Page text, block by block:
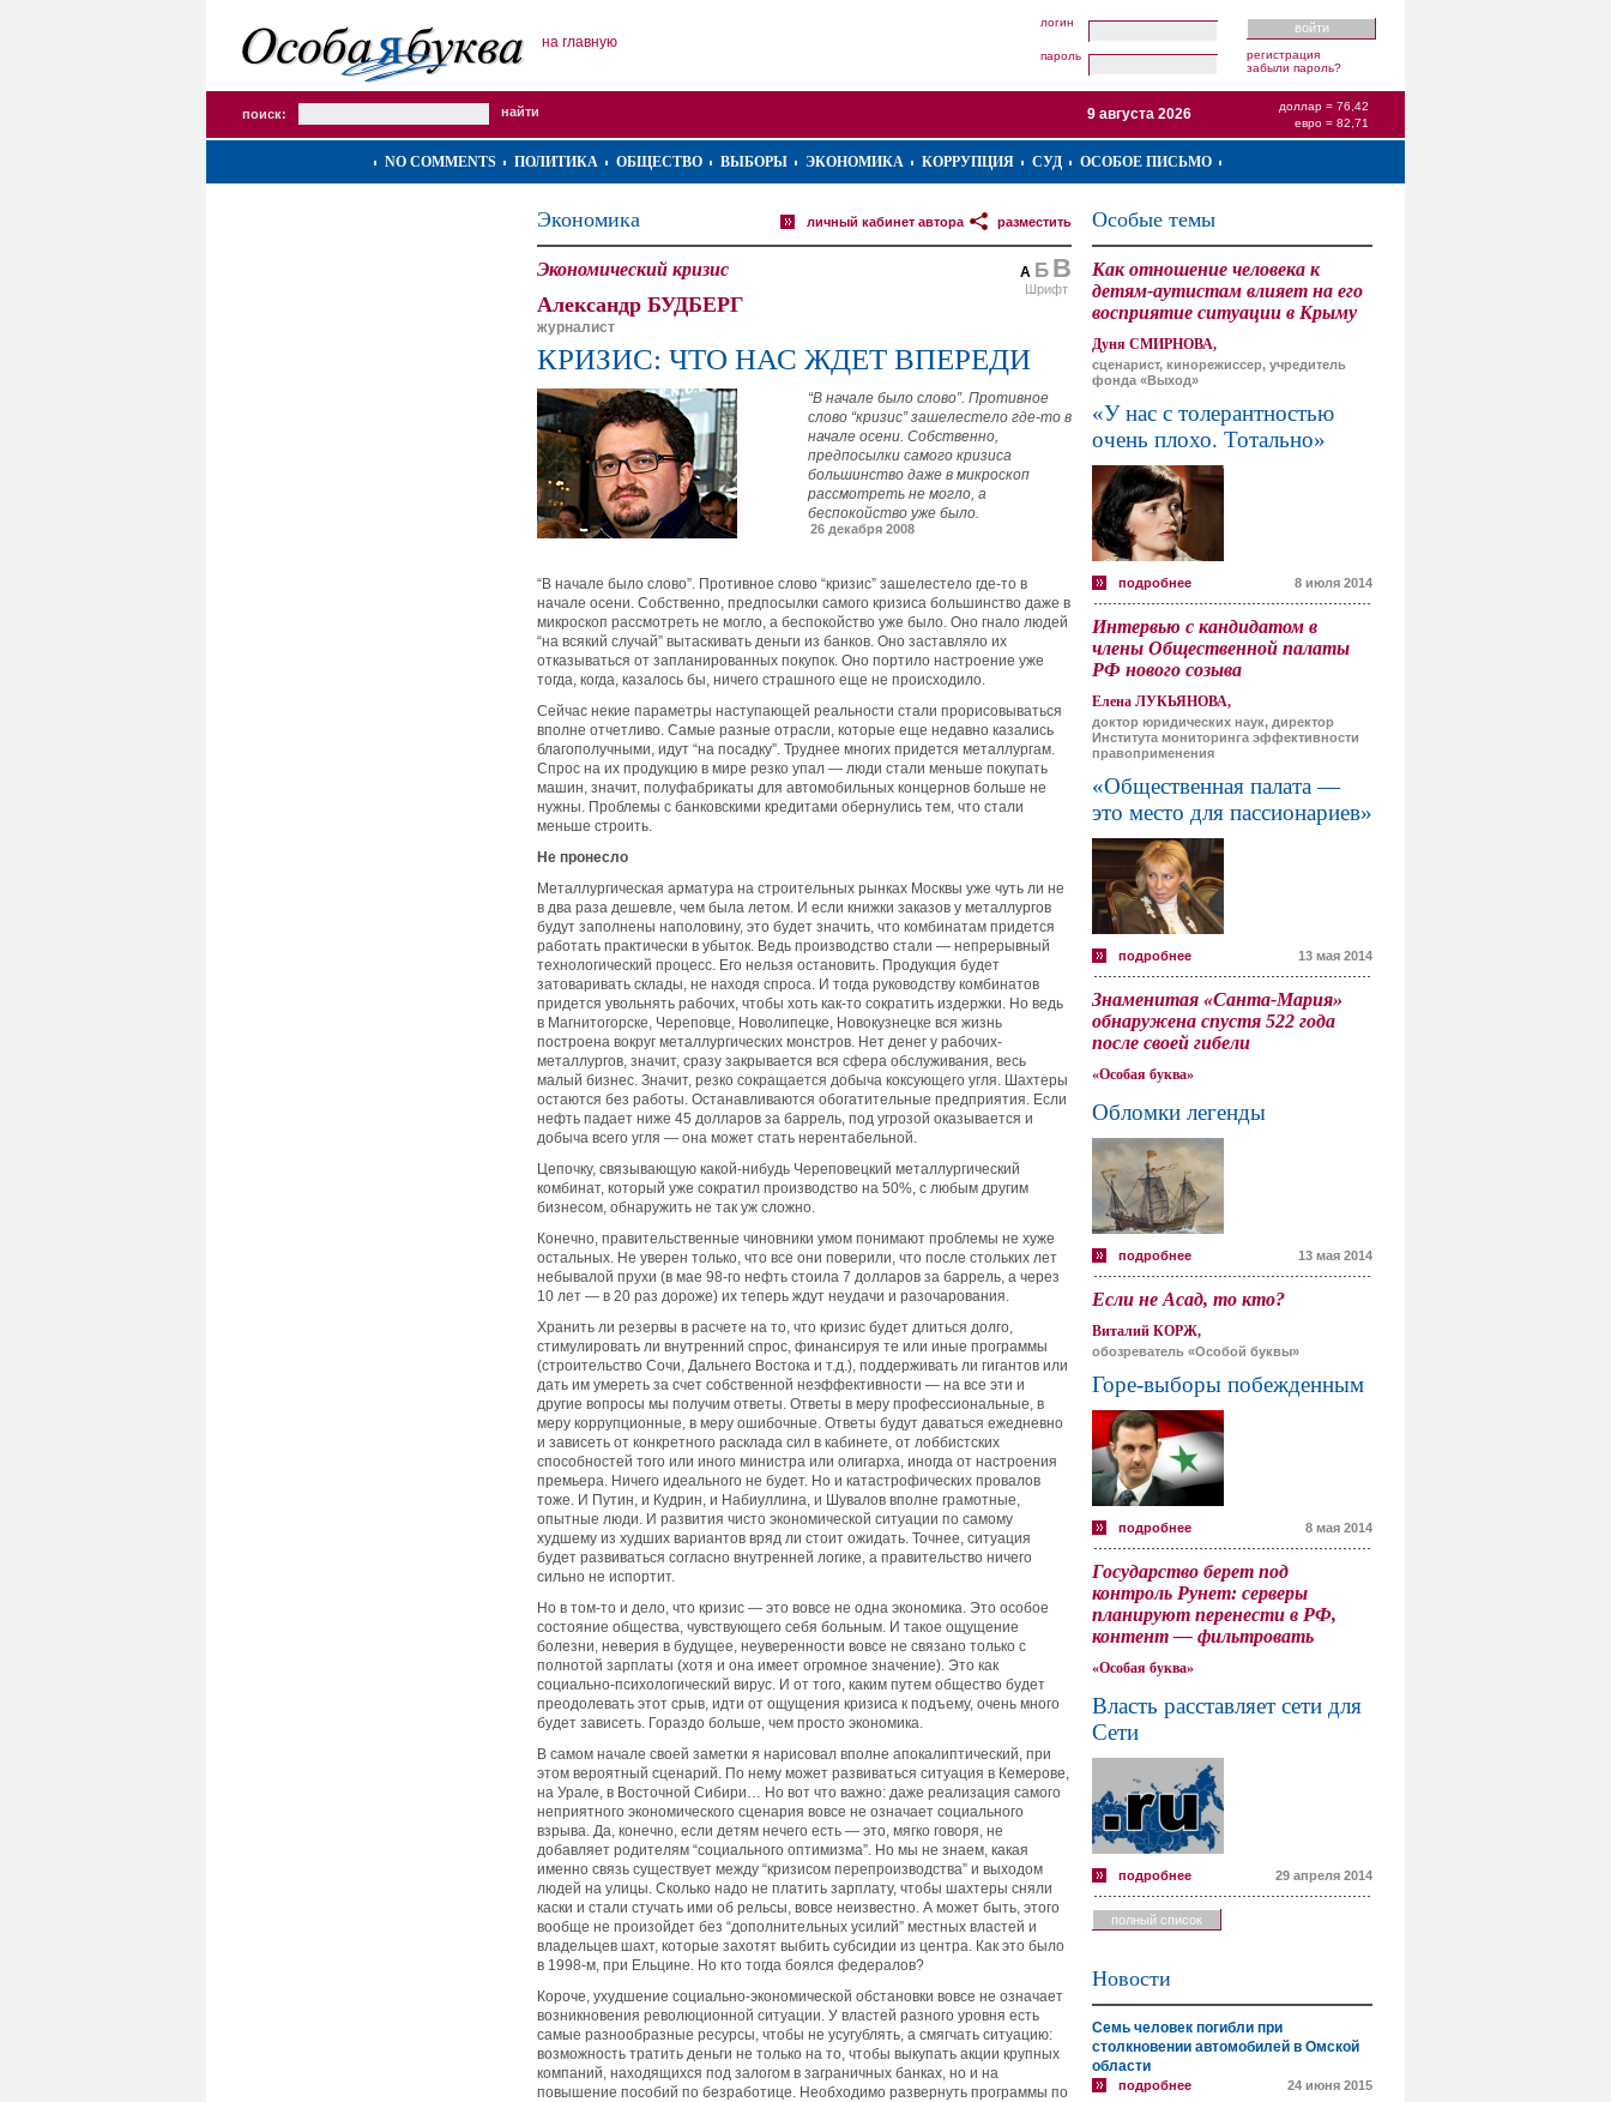
на главную
логин
пароль
регистрация
забыли пароль?
поиск:
доллар = 76,42
евро = 82,71
9 августа 2026
NO COMMENTS ПОЛИТИКА ОБЩЕСТВО ВЫБОРЫ ЭКОНОМИКА КОРРУПЦИЯ СУД ОСОБОЕ ПИСЬМО
Экономика разместить
личный кабинет автора
А Б В
Шрифт
Экономический кризис
Александр БУДБЕРГ
журналист
КРИЗИС: ЧТО НАС ЖДЕТ ВПЕРЕДИ
“В начале было слово”. Противное
слово “кризис” зашелестело где-то в
начале осени. Собственно,
предпосылки самого кризиса
большинство даже в микроскоп
рассмотреть не могло, а
беспокойство уже было.
26 декабря 2008
“В начале было слово”. Противное слово “кризис” зашелестело где-то в
начале осени. Собственно, предпосылки самого кризиса большинство даже в
микроскоп рассмотреть не могло, а беспокойство уже было. Оно гнало людей
“на всякий случай” вытаскивать деньги из банков. Оно заставляло их
отказываться от запланированных покупок. Оно портило настроение уже
тогда, когда, казалось бы, ничего страшного еще не происходило.
Сейчас некие параметры наступающей реальности стали прорисовываться
вполне отчетливо. Самые разные отрасли, которые еще недавно казались
благополучными, идут “на посадку”. Труднее многих придется металлургам.
Спрос на их продукцию в мире резко упал — люди стали меньше покупать
машин, значит, полуфабрикаты для автомобильных концернов больше не
нужны. Проблемы с банковскими кредитами обернулись тем, что стали
меньше строить.
Не пронесло
Металлургическая арматура на строительных рынках Москвы уже чуть ли не
в два раза дешевле, чем была летом. И если книжки заказов у металлургов
будут заполнены наполовину, это будет значить, что комбинатам придется
работать практически в убыток. Ведь производство стали — непрерывный
технологический процесс. Его нельзя остановить. Продукция будет
затоваривать склады, не находя спроса. И тогда руководству комбинатов
придется увольнять рабочих, чтобы хоть как-то сократить издержки. Но ведь
в Магнитогорске, Череповце, Новолипецке, Новокузнецке вся жизнь
построена вокруг металлургических монстров. Нет денег у рабочих-
металлургов, значит, сразу закрывается вся сфера обслуживания, весь
малый бизнес. Значит, резко сокращается добыча коксующего угля. Шахтеры
остаются без работы. Останавливаются обогатительные предприятия. Если
нефть падает ниже 45 долларов за баррель, под угрозой оказывается и
добыча всего угля — она может стать нерентабельной.
Цепочку, связывающую какой-нибудь Череповецкий металлургический
комбинат, который уже сократил производство на 50%, с любым другим
бизнесом, обнаружить не так уж сложно.
Конечно, правительственные чиновники умом понимают проблемы не хуже
остальных. Не уверен только, что все они поверили, что после стольких лет
небывалой прухи (в мае 98-го нефть стоила 7 долларов за баррель, а через
10 лет — в 20 раз дороже) их теперь ждут неудачи и разочарования.
Хранить ли резервы в расчете на то, что кризис будет длиться долго,
стимулировать ли внутренний спрос, финансируя те или иные программы
(строительство Сочи, Дальнего Востока и т.д.), поддерживать ли гигантов или
дать им умереть за счет собственной неэффективности — на все эти и
другие вопросы мы получим ответы. Ответы в меру профессиональные, в
меру коррупционные, в меру ошибочные. Ответы будут даваться ежедневно
и зависеть от конкретного расклада сил в кабинете, от лоббистских
способностей того или иного министра или олигарха, иногда от настроения
премьера. Ничего идеального не будет. Но и катастрофических провалов
тоже. И Путин, и Кудрин, и Набиуллина, и Шувалов вполне грамотные,
опытные люди. И развития чисто экономической ситуации по самому
худшему из худших вариантов вряд ли стоит ожидать. Точнее, ситуация
будет развиваться согласно внутренней логике, а правительство ничего
сильно не испортит.
Но в том-то и дело, что кризис — это вовсе не одна экономика. Это особое
состояние общества, чувствующего себя больным. И такое ощущение
болезни, неверия в будущее, неуверенности вовсе не связано только с
полнотой зарплаты (хотя и она имеет огромное значение). Это как
социально-психологический вирус. И от того, каким путем общество будет
преодолевать этот срыв, идти от ощущения кризиса к подъему, очень много
будет зависеть. Гораздо больше, чем просто экономика.
В самом начале своей заметки я нарисовал вполне апокалиптический, при
этом вероятный сценарий. По нему может развиваться ситуация в Кемерове,
на Урале, в Восточной Сибири… Но вот что важно: даже реализация самого
неприятного экономического сценария вовсе не означает социального
взрыва. Да, конечно, если детям нечего есть — это, мягко говоря, не
добавляет родителям “социального оптимизма”. Но мы не знаем, какая
именно связь существует между “кризисом перепроизводства” и выходом
людей на улицы. Сколько надо не платить зарплату, чтобы шахтеры сняли
каски и стали стучать ими об рельсы, вовсе неизвестно. А может быть, этого
вообще не произойдет без “дополнительных усилий” местных властей и
владельцев шахт, которые захотят выбить субсидии из центра. Как это было
в 1998-м, при Ельцине. Но кто тогда боялся федералов?
Короче, ухудшение социально-экономической обстановки вовсе не означает
возникновения революционной ситуации. У властей разного уровня есть
самые разнообразные ресурсы, чтобы не усугублять, а смягчать ситуацию:
возможность тратить деньги не только на то, чтобы выкупать акции крупных
компаний, находящихся под залогом в заграничных банках, но и на
повышение пособий по безработице. Необходимо развернуть программы по
Особые темы
Как отношение человека к
детям-аутистам влияет на его
восприятие ситуации в Крыму
Дуня СМИРНОВА,
сценарист, кинорежиссер, учредитель
фонда «Выход»
«У нас с толерантностью
очень плохо. Тотально»
подробнее 8 июля 2014
Интервью с кандидатом в
члены Общественной палаты
РФ нового созыва
Елена ЛУКЬЯНОВА,
доктор юридических наук, директор
Института мониторинга эффективности
правоприменения
«Общественная палата —
это место для пассионариев»
подробнее 13 мая 2014
Знаменитая «Санта-Мария»
обнаружена спустя 522 года
после своей гибели
«Особая буква»
Обломки легенды
подробнее 13 мая 2014
Если не Асад, то кто?
Виталий КОРЖ,
обозреватель «Особой буквы»
Горе-выборы побежденным
подробнее 8 мая 2014
Государство берет под
контроль Рунет: серверы
планируют перенести в РФ,
контент — фильтровать
«Особая буква»
Власть расставляет сети для
Сети
подробнее 29 апреля 2014
полный список
Новости
Семь человек погибли при
столкновении автомобилей в Омской
области
подробнее 24 июня 2015